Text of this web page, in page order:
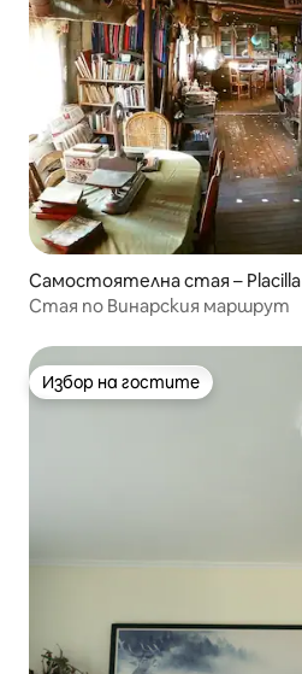
Самостоятелна стая – Placilla
Стая по Винарския маршрут
Избор на гостите
Избор на гостите